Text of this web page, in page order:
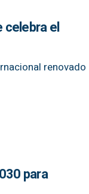
celebra el
renovado
para